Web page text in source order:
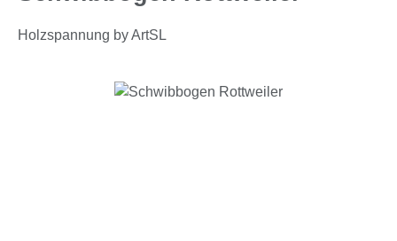
Holzspannung by ArtSL
Bildergalerie überspringen